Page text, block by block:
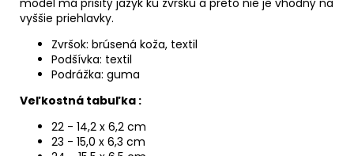
vyššie priehlavky.
Zvršok: brúsená koža, textil
Podšívka: textil
Podrážka: guma
Veľkostná tabuľka :
22 - 14,2 x 6,2 cm
23 - 15,0 x 6,3 cm